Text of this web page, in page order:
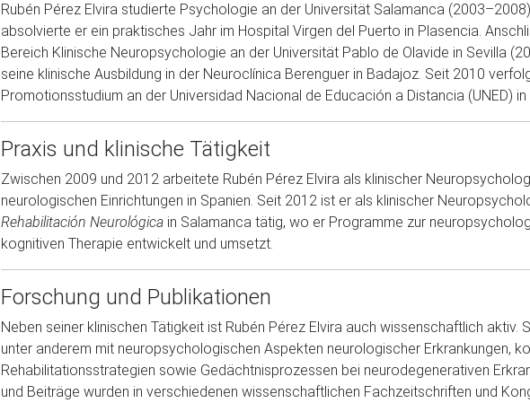
Rubén Pérez Elvira studierte Psychologie an der Universität Salamanca
absolvierte er ein praktisches Jahr im Hospital Virgen del Puerto in Plasencia.
Bereich Klinische Neuropsychologie an der Universität Pablo de Olavide in Sevilla
seine klinische Ausbildung in der Neuroclínica Berenguer in Badajoz. Seit 2010
Promotionsstudium an der Universidad Nacional de Educación a Distancia (UNED) in
Praxis und klinische Tätigkeit
Zwischen 2009 und 2012 arbeitete Rubén Pérez Elvira als klinischer
neurologischen Einrichtungen in Spanien. Seit 2012 ist er als klinischer
Rehabilitación Neurológicain Salamanca tätig, wo er Programme zur
kognitiven Therapie entwickelt und umsetzt.
Forschung und Publikationen
Neben seiner klinischen Tätigkeit ist Rubén Pérez Elvira auch wissenschaftlich aktiv.
unter anderem mit neuropsychologischen Aspekten neurologischer Erkrankungen,
Rehabilitationsstrategien sowie Gedächtnisprozessen bei neurodegenerativen
und Beiträge wurden in verschiedenen wissenschaftlichen Fachzeitschriften und